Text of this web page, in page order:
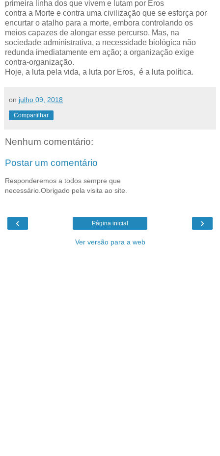
primeira linha dos que vivem e lutam por Eros
contra a Morte e contra uma civilização que se esforça por
encurtar o atalho para a morte, embora controlando os
meios capazes de alongar esse percurso. Mas, na
sociedade administrativa, a necessidade biológica não
redunda imediatamente em ação; a organização exige
contra-organização.
Hoje, a luta pela vida, a luta por Eros, é a luta política.
on julho 09, 2018
Compartilhar
Nenhum comentário:
Postar um comentário
Responderemos a todos sempre que
necessário.Obrigado pela visita ao site.
‹ ›
Página inicial
Ver versão para a web